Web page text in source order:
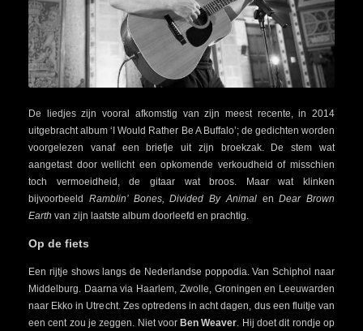
De liedjes zijn vooral afkomstig van zijn meest recente, in 2014
uitgebracht album ‘I Would Rather Be A Buffalo’; de gedichten worden
voorgelezen vanaf een briefje uit zijn broekzak. De stem wat
aangetast door wellicht een opkomende verkoudheid of misschien
toch vermoeidheid, de gitaar wat broos. Maar wat klinken
bijvoorbeeld Ramblin’ Bones, Divided By AnimalenDear Brown
Earth van zijn laatste album doorleefd en prachtig.
Op de fiets
Een rijtje shows langs de Nederlandse poppodia. Van Schiphol naar
Middelburg. Daarna via Haarlem, Zwolle, Groningen en Leeuwarden
naar Ekko in Utrecht. Zes optredens in acht dagen, dus een fluitje van
een cent zou je zeggen. Niet voor Ben Weaver. Hij doet dit rondje op